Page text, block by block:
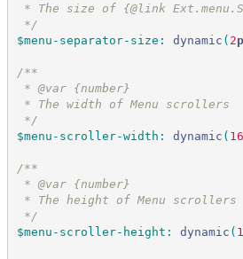
* The size of {@link
*/
$menu-separator-size : dynamic ( 2
/**
* @var {number}
* The width of Menu scrollers
*/
$menu-scroller-width : dynamic ( 16
/**
* @var {number}
* The height of Menu scrollers
*/
$menu-scroller-height : dynamic (